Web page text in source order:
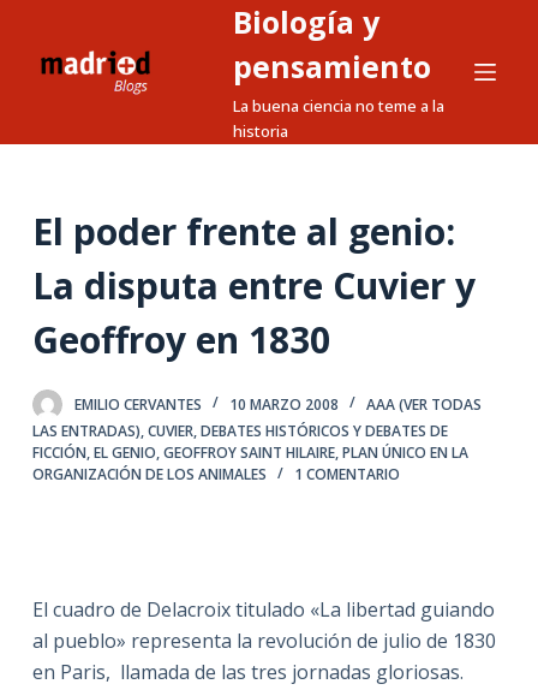
a
n
e
n
Biología y
pensamiento
La buena ciencia no teme a la
historia
El poder frente al genio:
La disputa entre Cuvier y
Geoffroy en 1830
EMILIO CERVANTES 10 MARZO 2008
AAA (VER TODAS
LAS ENTRADAS),CUVIER,DEBATES HISTÓRICOS Y DEBATES DE
FICCIÓN,EL GENIO,GEOFFROY SAINT HILAIRE,PLAN ÚNICO EN LA
ORGANIZACIÓN DE LOS ANIMALES
1 COMENTARIO
El cuadro de Delacroix titulado «La libertad guiando
al pueblo» representa la revolución de julio de 1830
en Paris, llamada de las tres jornadas gloriosas.